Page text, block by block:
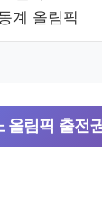
계 올림픽
올림픽 출전